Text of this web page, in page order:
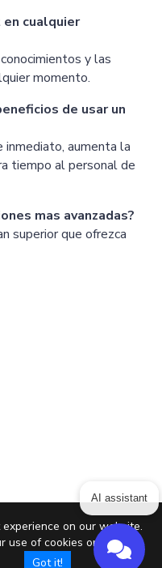
on our website.
use of cookies or setup
Got it!
cualquier
y las
momento.
de usar un
aumenta la
tiempo al personal de
mas avanzadas?
superior que ofrezca
AI assistant